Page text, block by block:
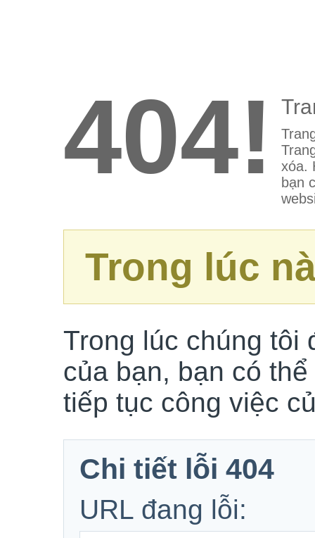
404!
xóa.
bạn
Trong lúc
Trong lúc chúng tôi
của bạn, bạn có
tiếp tục công việc
Chi tiết lỗi 404
URL đang lỗi: